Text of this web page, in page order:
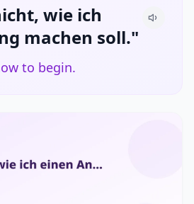
wie ich
machen soll."
to begin.